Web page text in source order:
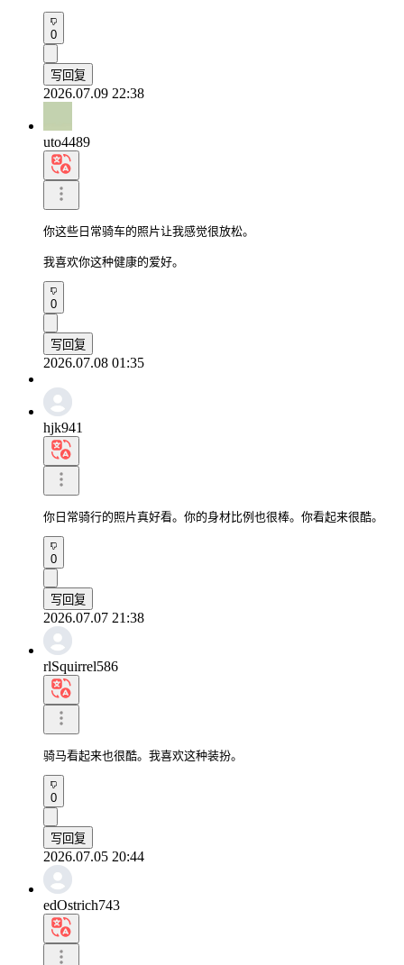
0
写回复
2026.07.09 22:38
uto4489
你这些日常骑车的照片让我感觉很放松。
我喜欢你这种健康的爱好。
0
写回复
2026.07.08 01:35
hjk941
你日常骑行的照片真好看。你的身材比例也很棒。你看起来很酷。
0
写回复
2026.07.07 21:38
rlSquirrel586
骑马看起来也很酷。我喜欢这种装扮。
0
写回复
2026.07.05 20:44
edOstrich743